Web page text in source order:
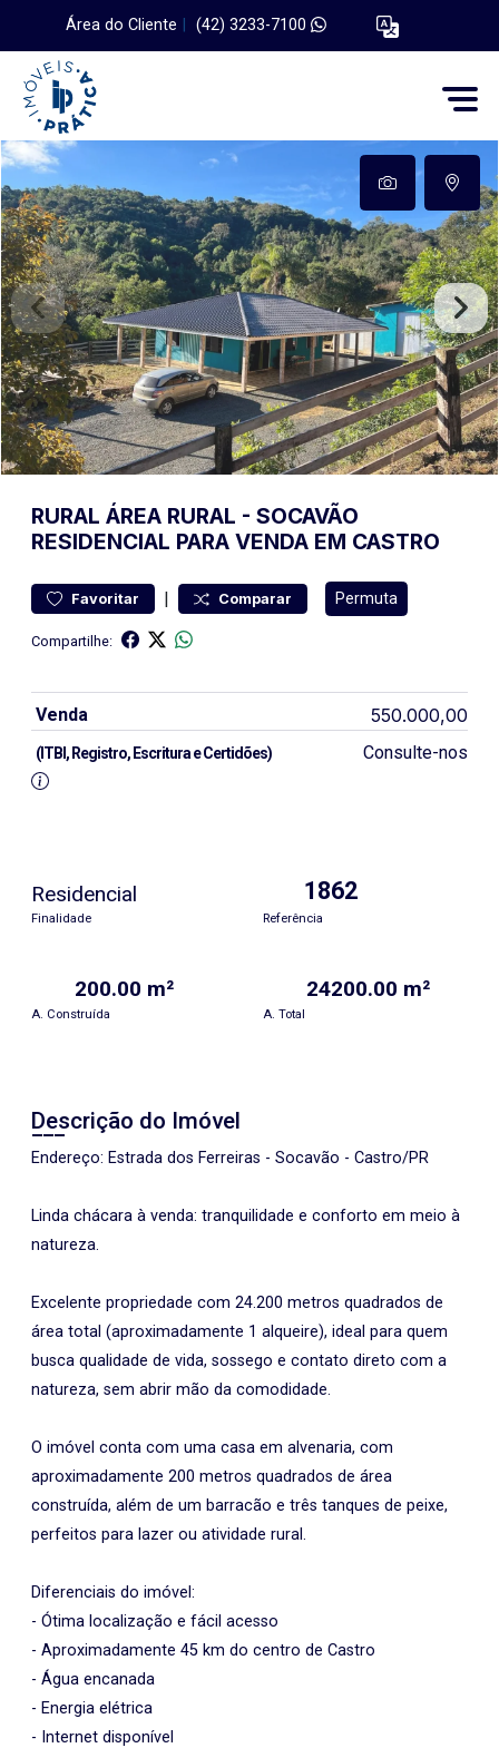
Área do Cliente (42) 3233-7100
RURAL ÁREA RURAL - SOCAVÃO
RESIDENCIAL PARA VENDA EM CASTRO
Favoritar | Comparar Permuta
Compartilhe:
Venda 550.000,00
(ITBI, Registro, Escritura e Certidões) Consulte-nos
Residencial
Finalidade
1862
Referência
200.00 m²
A. Construída
24200.00 m²
A. Total
Descrição do Imóvel
Endereço: Estrada dos Ferreiras - Socavão - Castro/PR
Linda chácara à venda: tranquilidade e conforto em meio à
natureza.
Excelente propriedade com 24.200 metros quadrados de
área total (aproximadamente 1 alqueire), ideal para quem
busca qualidade de vida, sossego e contato direto com a
natureza, sem abrir mão da comodidade.
O imóvel conta com uma casa em alvenaria, com
aproximadamente 200 metros quadrados de área
construída, além de um barracão e três tanques de peixe,
perfeitos para lazer ou atividade rural.
Diferenciais do imóvel:
- Ótima localização e fácil acesso
- Aproximadamente 45 km do centro de Castro
- Água encanada
- Energia elétrica
- Internet disponível